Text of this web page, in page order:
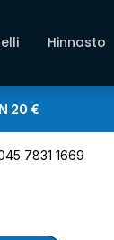
Hinnasto
20 €
7831 1669